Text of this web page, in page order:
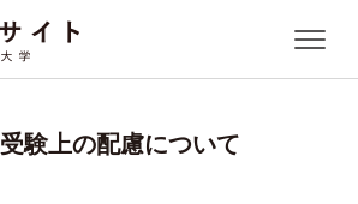
受験上の配慮について